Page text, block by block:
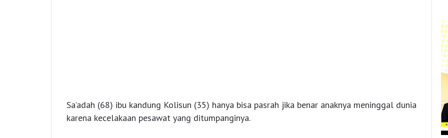
Sa’adah (68) ibu kandung Kolisun (35) hanya bisa pasrah jika benar anaknya meninggal dunia
karena kecelakaan pesawat yang ditumpanginya.